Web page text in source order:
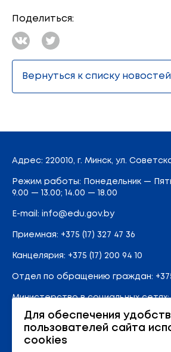
Поделиться:
Вернуться к списку новостей
Адрес: 220010, г. Минск, ул.
Режим работы: Понедельник —
9.00 — 13.00; 14.00 — 18.00
E-mail: info@edu.gov.by
Приемная: +375 (17) 327 47 36
Канцелярия: +375 (17) 200 94 10
Отдел по обращению граждан:
Министерство в социальных сетях:
Карта сайта
Для обеспечения
пользователей сайта
cookies